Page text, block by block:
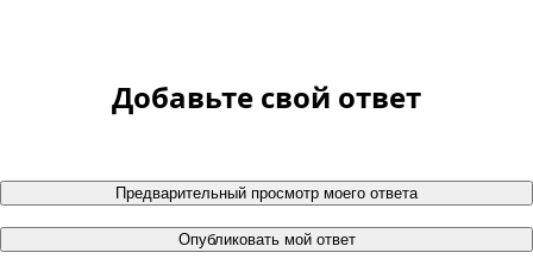
Добавьте свой ответ
Предварительный просмотр моего ответа
Опубликовать мой ответ